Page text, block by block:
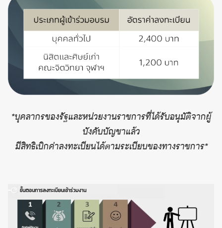
*บุคลากรของรัฐและหน่วยงานราชการที่ได้รับอนุมัติจากผู้
บังคับบัญชาแล้ว
มีสิทธิเบิกค่าลงทะเบียนได้ตามระเบียบของทางราชการ*